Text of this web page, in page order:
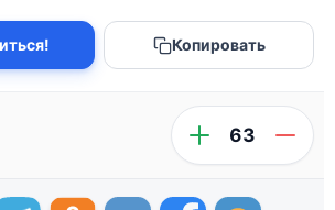
Копировать
63